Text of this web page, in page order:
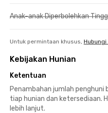
Anak-anak Diperbolehkan
Untuk permintaan khusus, Hubungi
Kebijakan Hunian
Ketentuan
Penambahan jumlah penghuni
tiap hunian dan ketersediaan.
lebih lanjut.